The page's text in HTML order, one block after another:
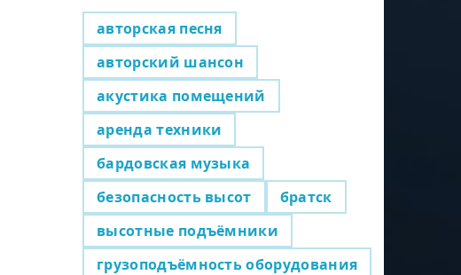
авторская песня
авторский шансон
акустика помещений
аренда техники
бардовская музыка
безопасность высот
братск
высотные подъёмники
грузоподъёмность оборудования